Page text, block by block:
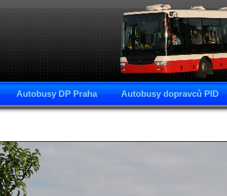
Autobusy DP Praha Autobusy dopravců PID